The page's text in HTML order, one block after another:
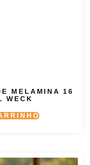
MELAMINA 16
WECK